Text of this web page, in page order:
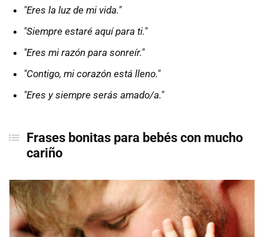
"Eres la luz de mi vida."
"Siempre estaré aquí para ti."
"Eres mi razón para sonreír."
"Contigo, mi corazón está lleno."
"Eres y siempre serás amado/a."
Frases bonitas para bebés con mucho
cariño